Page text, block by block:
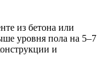
из бетона или
уровня пола на 5–7
и